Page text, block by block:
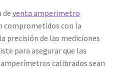
de venta amperimetro
comprometidos con la
precisión de las mediciones
para asegurar que las
calibrados sean